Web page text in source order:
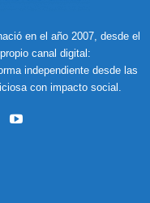
en el año 2007, desde el
canal digital:
independiente desde las
con impacto social.